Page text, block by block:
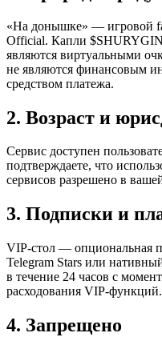
«На донышке» — игровой
Official. Капли
являются виртуальными
не являются финансовым
средством платежа.
2. Возраст и
Сервис доступен
подтверждаете, что
сервисов разрешено в
3. Подписки и
VIP-стол — опциональная
Telegram Stars или
в течение 24 часов с
расходования VIP-
4. Запрещено